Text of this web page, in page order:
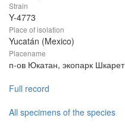
Strain
Y-4773
Place of isolation
Yucatán (Mexico)
Placename
п-ов Юкатан, экопарк Шкарет
Full record
All specimens of the species